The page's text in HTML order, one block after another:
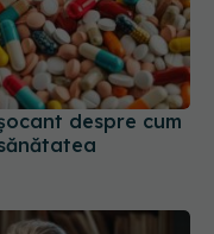
despre cum